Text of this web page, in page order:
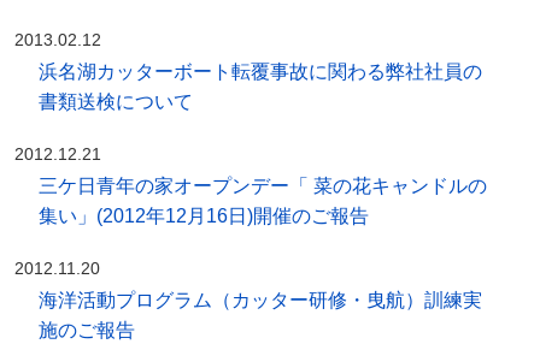
2013.02.12
浜名湖カッターボート転覆事故に関わる弊社社員の
書類送検について
2012.12.21
三ケ日青年の家オープンデー「 菜の花キャンドルの
集い」(2012年12月16日)開催のご報告
2012.11.20
海洋活動プログラム（カッター研修・曳航）訓練実
施のご報告